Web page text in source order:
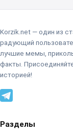
Korzik.net — один из
радующий
лучшие мемы,
факты.
историей!
Разделы